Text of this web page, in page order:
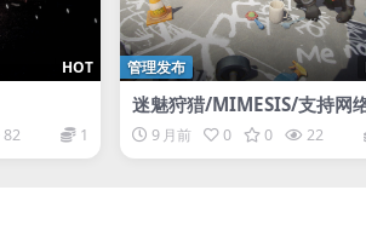
HOT
82 1
管理发布
迷魅狩猎/MIMESIS/支持网
机 9 月前 0 0 22